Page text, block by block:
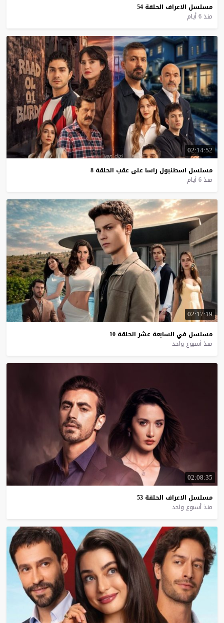
مسلسل الاعراف الحلقة 54
منذ 6 أيام
02:14:52
مسلسل اسطنبول راسا على عقب الحلقة 8
منذ 6 أيام
02:17:19
مسلسل في السابعة عشر الحلقة 10
منذ أسبوع واحد
02:08:35
مسلسل الاعراف الحلقة 53
منذ أسبوع واحد